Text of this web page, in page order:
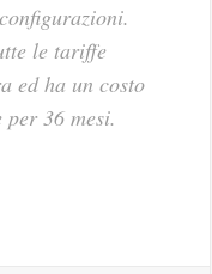
le tariffe
ed ha un costo
36 mesi.